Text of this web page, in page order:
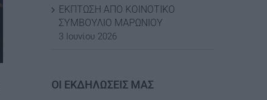
ΕΚΠΤΩΣΗ ΑΠΟ ΚΟΙΝΟΤΙΚΟ
ΣΥΜΒΟΥΛΙΟ ΜΑΡΩΝΙΟΥ
3 Ιουνίου 2026
ΟΙ ΕΚΔΗΛΩΣΕΙΣ ΜΑΣ